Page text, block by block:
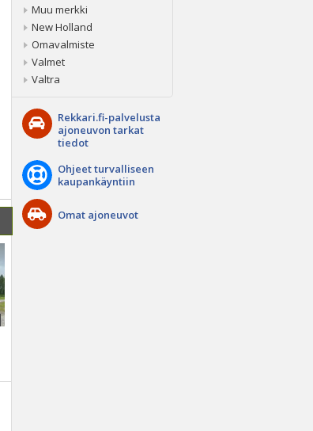
Muu merkki
New Holland
Omavalmiste
Valmet
Valtra
Rekkari.fi-palvelusta
ajoneuvon tarkat
tiedot
Ohjeet turvalliseen
kaupankäyntiin
Omat ajoneuvot